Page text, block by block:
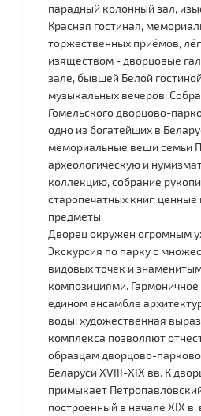
парадный колонный зал,
Красная гостиная,
торжественных приёмов,
изяществом - дворцовые
зале, бывшей Белой
музыкальных вечеров.
Гомельского дворцово-
одно из богатейших в
мемориальные вещи семьи
археологическую и
коллекцию, собрание
старопечатных книг,
предметы.
Дворец окружен огромным
Экскурсия по парку с
видовых точек и
композициями. Гармоничное
едином ансамбле
воды, художественная
комплекса позволяют
образцам дворцово-
Беларуси XVIII-XIX вв. К
примыкает
построенный в начале XIX в.